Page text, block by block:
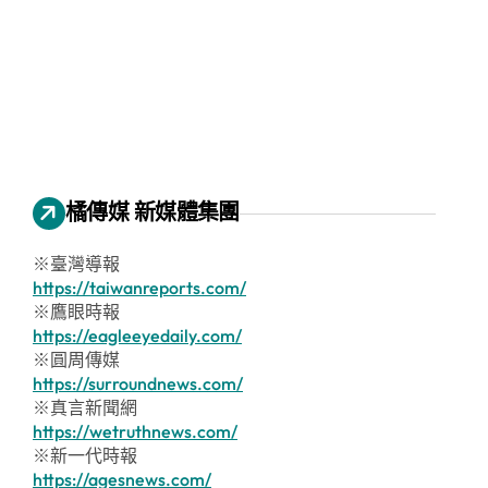
橘傳媒 新媒體集團
※臺灣導報
https://taiwanreports.com/
※鷹眼時報
https://eagleeyedaily.com/
※圓周傳媒
https://surroundnews.com/
※真言新聞網
https://wetruthnews.com/
※新一代時報
https://agesnews.com/